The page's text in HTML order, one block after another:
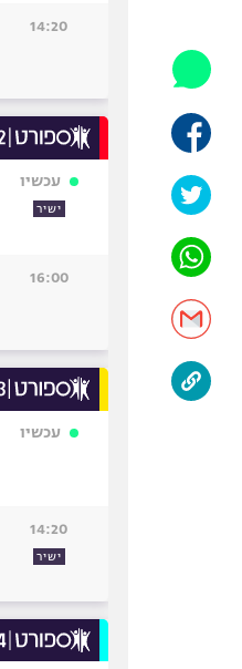
14:20
עכשיו
ישיר
16:00
עכשיו
14:20
ישיר